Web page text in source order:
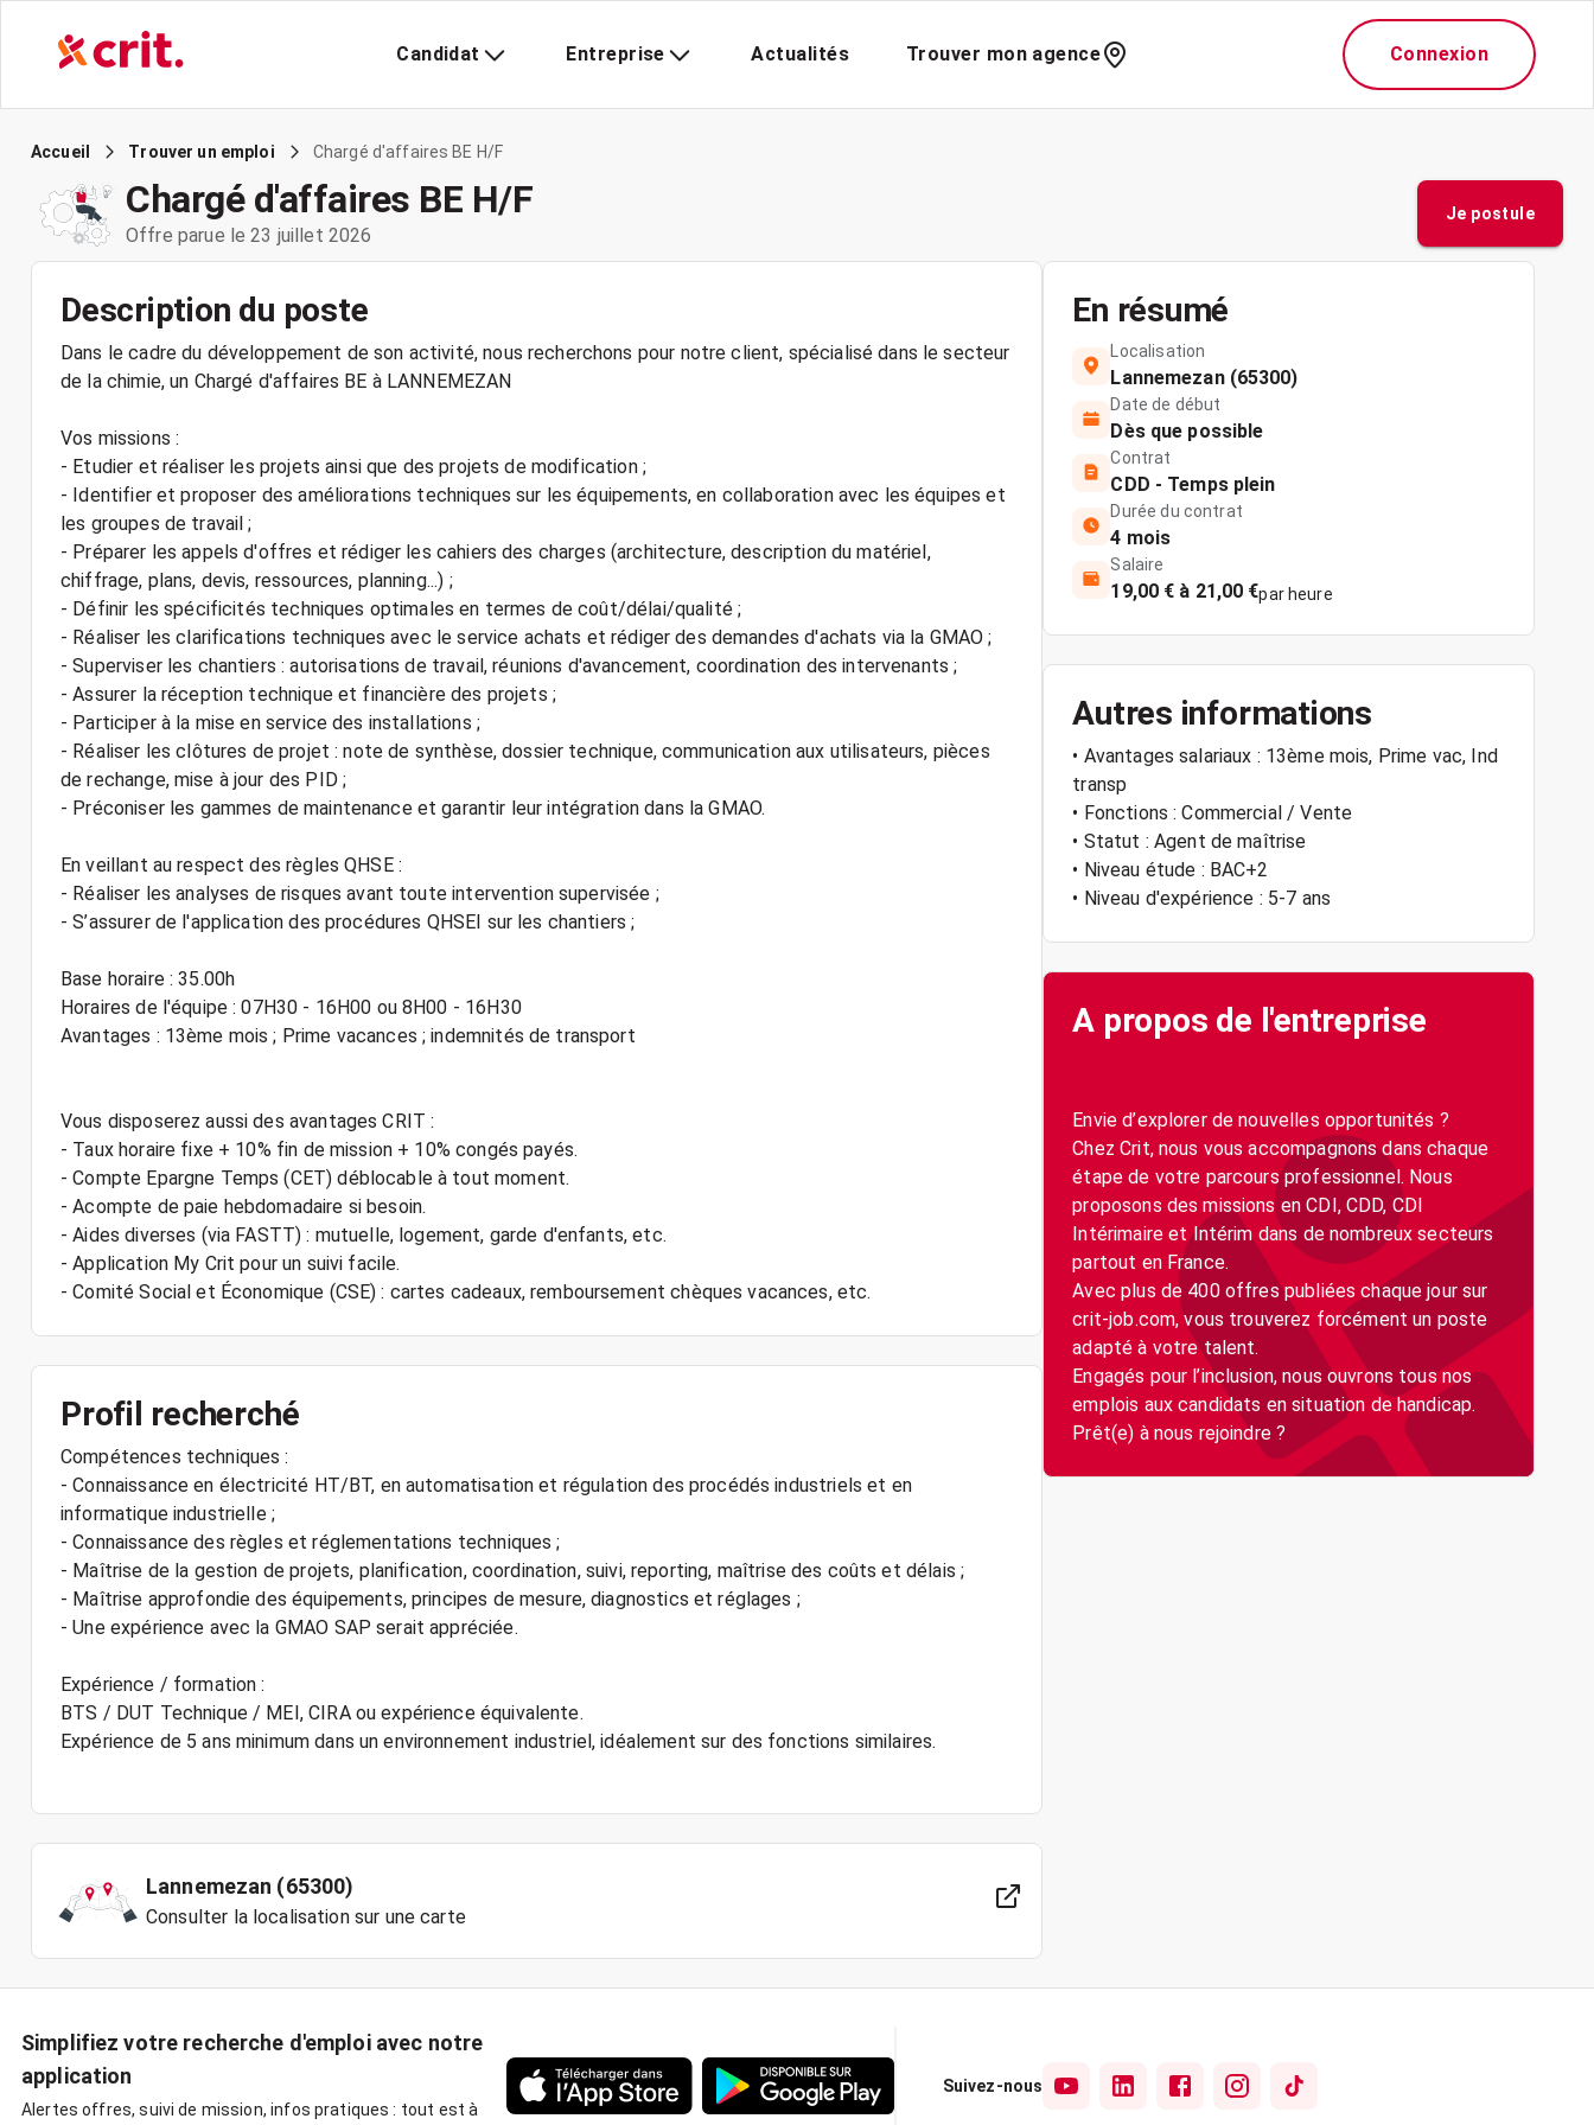
Candidat Entreprise Actualités Trouver mon agence Connexion
Accueil Trouver un emploi Chargé d'affaires BE H/F
Chargé d'affaires BE H/F
Offre parue le 23 juillet 2026
Je postule
Description du poste
Dans le cadre du développement de son activité, nous recherchons pour notre client, spécialisé dans le secteur
de la chimie, un Chargé d'affaires BE à LANNEMEZAN
Vos missions :
- Etudier et réaliser les projets ainsi que des projets de modification ;
- Identifier et proposer des améliorations techniques sur les équipements, en collaboration avec les équipes et
les groupes de travail ;
- Préparer les appels d'offres et rédiger les cahiers des charges (architecture, description du matériel,
chiffrage, plans, devis, ressources, planning...) ;
- Définir les spécificités techniques optimales en termes de coût/délai/qualité ;
- Réaliser les clarifications techniques avec le service achats et rédiger des demandes d'achats via la GMAO ;
- Superviser les chantiers : autorisations de travail, réunions d'avancement, coordination des intervenants ;
- Assurer la réception technique et financière des projets ;
- Participer à la mise en service des installations ;
- Réaliser les clôtures de projet : note de synthèse, dossier technique, communication aux utilisateurs, pièces
de rechange, mise à jour des PID ;
- Préconiser les gammes de maintenance et garantir leur intégration dans la GMAO.
En veillant au respect des règles QHSE :
- Réaliser les analyses de risques avant toute intervention supervisée ;
- S’assurer de l'application des procédures QHSEI sur les chantiers ;
Base horaire : 35.00h
Horaires de l'équipe : 07H30 - 16H00 ou 8H00 - 16H30
Avantages : 13ème mois ; Prime vacances ; indemnités de transport
Vous disposerez aussi des avantages CRIT :
- Taux horaire fixe + 10% fin de mission + 10% congés payés.
- Compte Epargne Temps (CET) déblocable à tout moment.
- Acompte de paie hebdomadaire si besoin.
- Aides diverses (via FASTT) : mutuelle, logement, garde d'enfants, etc.
- Application My Crit pour un suivi facile.
Profil recherché
Compétences techniques :
- Connaissance en électricité HT/BT, en automatisation et régulation des procédés industriels et en
informatique industrielle ;
- Connaissance des règles et réglementations techniques ;
- Maîtrise de la gestion de projets, planification, coordination, suivi, reporting, maîtrise des coûts et délais ;
- Maîtrise approfondie des équipements, principes de mesure, diagnostics et réglages ;
- Une expérience avec la GMAO SAP serait appréciée.
Expérience / formation :
BTS / DUT Technique / MEI, CIRA ou expérience équivalente.
Expérience de 5 ans minimum dans un environnement industriel, idéalement sur des fonctions similaires.
Lannemezan (65300)
Consulter la localisation sur une carte
En résumé
Localisation
Lannemezan (65300)
Date de début
Dès que possible
Contrat
CDD - Temps plein
Durée du contrat
4 mois
Salaire
19,00 € à 21,00 €par heure
Autres informations
• Avantages salariaux : 13ème mois, Prime vac, Ind
transp
• Fonctions : Commercial / Vente
• Statut : Agent de maîtrise
• Niveau étude : BAC+2
• Niveau d'expérience : 5-7 ans
A propos de l'entreprise
Envie d’explorer de nouvelles opportunités ?
Chez Crit, nous vous accompagnons dans chaque
étape de votre parcours professionnel. Nous
proposons des missions en CDI, CDD, CDI
Intérimaire et Intérim dans de nombreux secteurs
partout en France.
Avec plus de 400 offres publiées chaque jour sur
crit-job.com, vous trouverez forcément un poste
adapté à votre talent.
Engagés pour l’inclusion, nous ouvrons tous nos
emplois aux candidats en situation de handicap.
Simplifiez votre recherche d'emploi avec notre
application
Alertes offres, suivi de mission, infos pratiques : tout est à
Suivez-nous